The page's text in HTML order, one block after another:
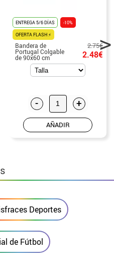
ENTREGA 5/6 DÍAS
-10%
OFERTA FLASH ⚡
Bandera de
Portugal Colgable
de 90x60 cm
2.75€
2.48€
- +
AÑADIR
Deportes
de Fútbol